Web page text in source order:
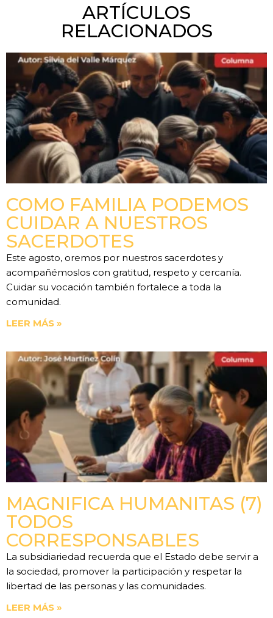
ARTÍCULOS
RELACIONADOS
COMO FAMILIA PODEMOS
CUIDAR A NUESTROS
SACERDOTES
Este agosto, oremos por nuestros sacerdotes y
acompañémoslos con gratitud, respeto y cercanía.
Cuidar su vocación también fortalece a toda la
comunidad.
LEER MÁS »
MAGNIFICA HUMANITAS (7)
TODOS
CORRESPONSABLES
La subsidiariedad recuerda que el Estado debe servir a
la sociedad, promover la participación y respetar la
libertad de las personas y las comunidades.
LEER MÁS »